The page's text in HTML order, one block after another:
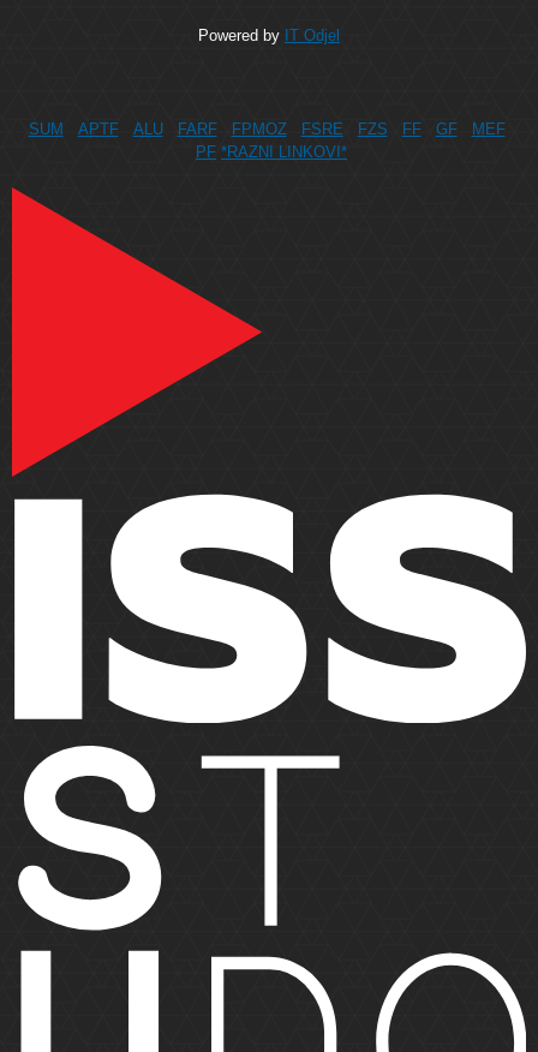
Powered by IT Odjel
SUM APTF ALU FARF FPMOZ FSRE FZS FF GF
MEF
PF *RAZNI LINKOVI*